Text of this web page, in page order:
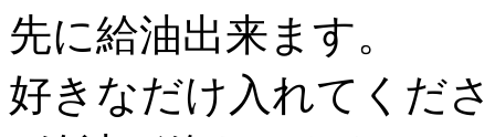
先に給油出来ます。
好きなだけ入れてくだ